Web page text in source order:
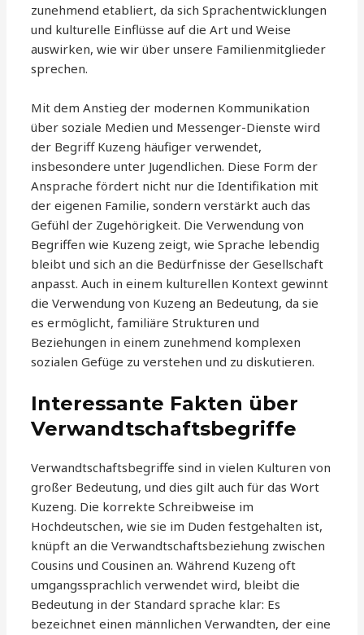
zunehmend etabliert, da sich Sprachentwicklungen
und kulturelle Einflüsse auf die Art und Weise
auswirken, wie wir über unsere Familienmitglieder
sprechen.
Mit dem Anstieg der modernen Kommunikation
über soziale Medien und Messenger-Dienste wird
der Begriff Kuzeng häufiger verwendet,
insbesondere unter Jugendlichen. Diese Form der
Ansprache fördert nicht nur die Identifikation mit
der eigenen Familie, sondern verstärkt auch das
Gefühl der Zugehörigkeit. Die Verwendung von
Begriffen wie Kuzeng zeigt, wie Sprache lebendig
bleibt und sich an die Bedürfnisse der Gesellschaft
anpasst. Auch in einem kulturellen Kontext gewinnt
die Verwendung von Kuzeng an Bedeutung, da sie
es ermöglicht, familiäre Strukturen und
Beziehungen in einem zunehmend komplexen
sozialen Gefüge zu verstehen und zu diskutieren.
Interessante Fakten über
Verwandtschaftsbegriffe
Verwandtschaftsbegriffe sind in vielen Kulturen von
großer Bedeutung, und dies gilt auch für das Wort
Kuzeng. Die korrekte Schreibweise im
Hochdeutschen, wie sie im Duden festgehalten ist,
knüpft an die Verwandtschaftsbeziehung zwischen
Cousins und Cousinen an. Während Kuzeng oft
umgangssprachlich verwendet wird, bleibt die
Bedeutung in der Standard sprache klar: Es
bezeichnet einen männlichen Verwandten, der eine